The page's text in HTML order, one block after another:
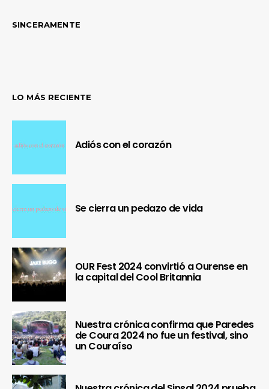
SINCERAMENTE
LO MÁS RECIENTE
Adiós con el corazón
Se cierra un pedazo de vida
OUR Fest 2024 convirtió a Ourense en
la capital del Cool Britannia
Nuestra crónica confirma que Paredes
de Coura 2024 no fue un festival, sino
un Couraíso